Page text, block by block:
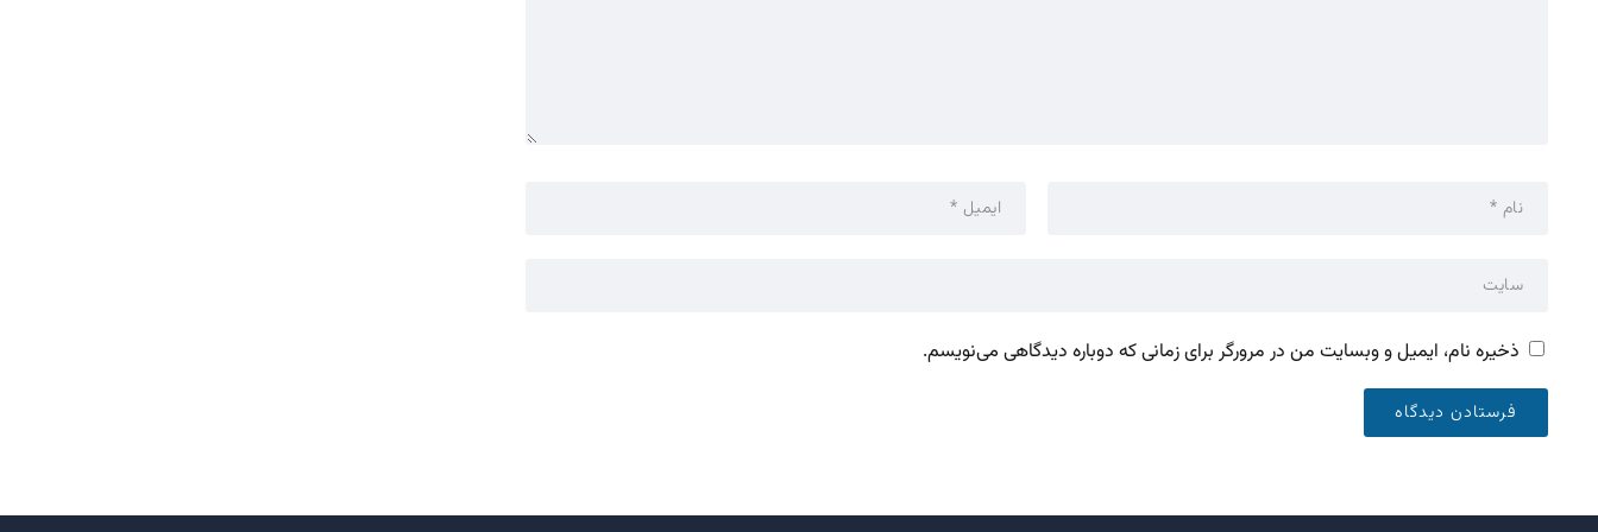
ذخیره نام، ایمیل و وبسایت من در مرورگر برای زمانی که دوباره دیدگاهی می‌نویسم.